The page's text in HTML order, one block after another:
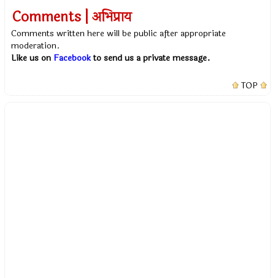
Comments | अभिप्राय
Comments written here will be public after appropriate
moderation.
Like us on Facebookto send us a private message.
TOP